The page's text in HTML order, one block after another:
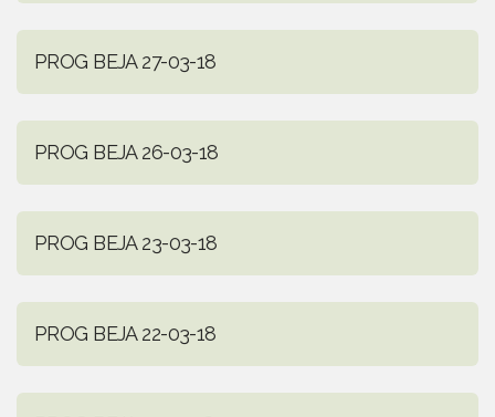
PROG BEJA 27-03-18
PROG BEJA 26-03-18
PROG BEJA 23-03-18
PROG BEJA 22-03-18